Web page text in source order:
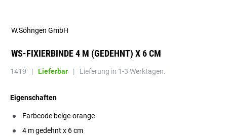
WS-FIXIERBINDE 4 M (GEDEHNT) X 6 CM
W.Söhngen GmbH
1419 | Lieferbar | Lieferung in 1-3 Werktagen.
Eigenschaften
Farbcode beige-orange
4 m gedehnt x 6 cm